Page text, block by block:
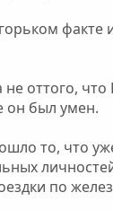
факте
оттого,
он был умен.
то, что
по